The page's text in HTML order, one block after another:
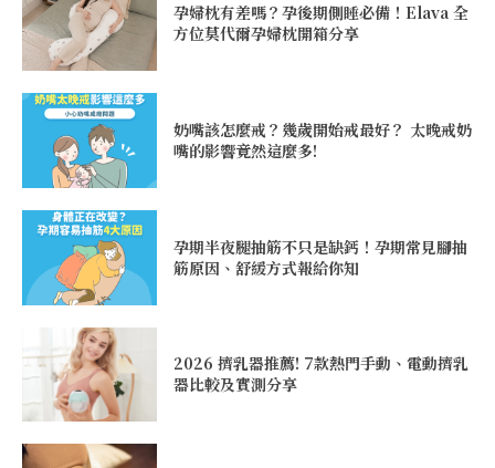
孕婦枕有差嗎？孕後期側睡必備！Elava 全
方位莫代爾孕婦枕開箱分享
奶嘴該怎麼戒？幾歲開始戒最好？ 太晚戒奶
嘴的影響竟然這麼多!
孕期半夜腿抽筋不只是缺鈣！孕期常見腳抽
筋原因、舒緩方式報給你知
2026 擠乳器推薦! 7款熱門手動、電動擠乳
器比較及實測分享